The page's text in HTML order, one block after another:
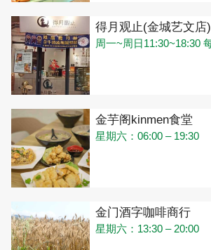
得月观止(金城艺文店)
金芋阁kinmen食堂
星期六：06:00 – 19:30
金门酒字咖啡商行
星期六：13:30 – 20:00